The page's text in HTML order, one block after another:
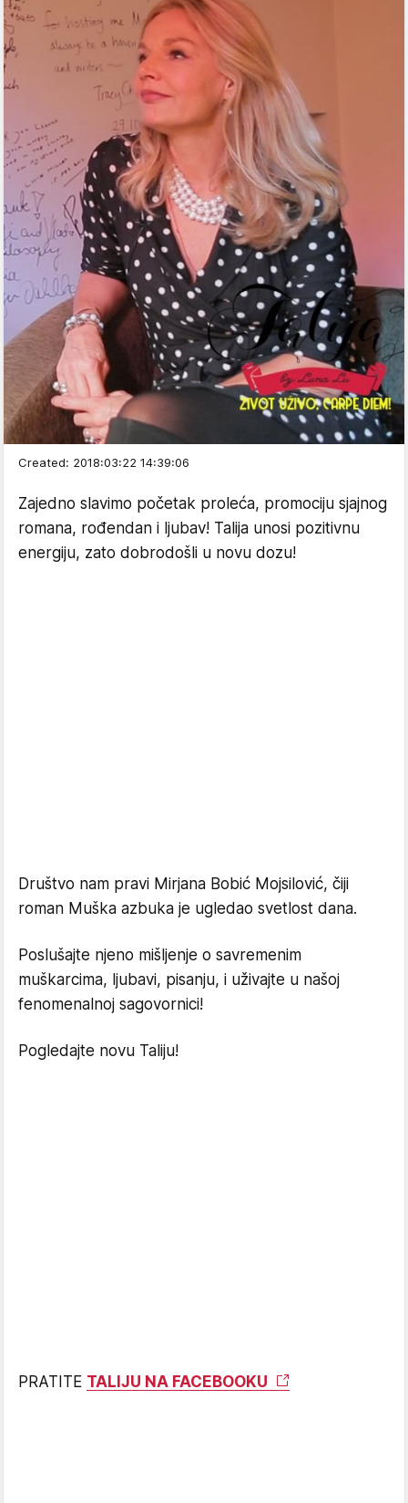
Created: 2018:03:22 14:39:06
Zajedno slavimo početak proleća, promociju sjajnog
romana, rođendan i ljubav! Talija unosi pozitivnu
energiju, zato dobrodošli u novu dozu!
Društvo nam pravi Mirjana Bobić Mojsilović, čiji
roman Muška azbuka je ugledao svetlost dana.
Poslušajte njeno mišljenje o savremenim
muškarcima, ljubavi, pisanju, i uživajte u našoj
fenomenalnoj sagovornici!
Pogledajte novu Taliju!
PRATITE TALIJU NA FACEBOOKU